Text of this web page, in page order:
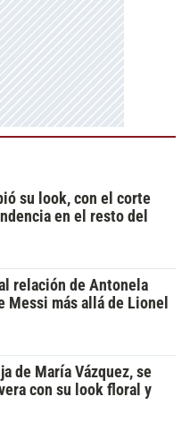
su look, con el corte
en el resto del
relación de Antonela
Messi más allá de Lionel
de María Vázquez, se
con su look floral y